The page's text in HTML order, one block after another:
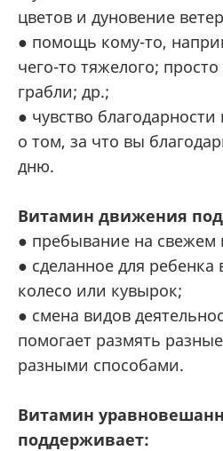
цветов и дуновение
● помощь кому-то,
чего-то тяжелого;
грабли; др.;
● чувство
о том, за что вы
дню.
Витамин движения
● пребывание на свежем
● сделанное для ребенка
колесо или кувырок;
● смена видов
помогает размять
разными способами.
Витамин
поддерживает: